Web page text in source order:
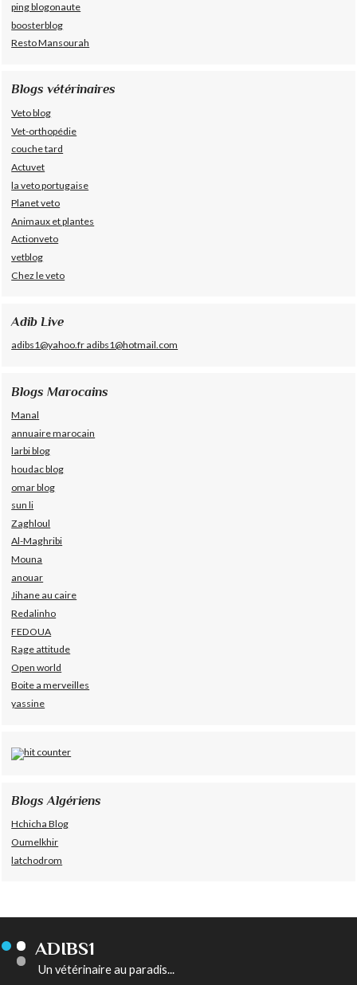
ping blogonaute
boosterblog
Resto Mansourah
Blogs vétérinaires
Veto blog
Vet-orthopédie
couche tard
Actuvet
la veto portugaise
Planet veto
Animaux et plantes
Actionveto
vetblog
Chez le veto
Adib Live
adibs1@yahoo.fr adibs1@hotmail.com
Blogs Marocains
Manal
annuaire marocain
larbi blog
houdac blog
omar blog
sun li
Zaghloul
Al-Maghribi
Mouna
anouar
Jihane au caire
Redalinho
FEDOUA
Rage attitude
Open world
Boite a merveilles
yassine
Blogs Algériens
Hchicha Blog
Oumelkhir
latchodrom
ADIBS1
Un vétérinaire au paradis...